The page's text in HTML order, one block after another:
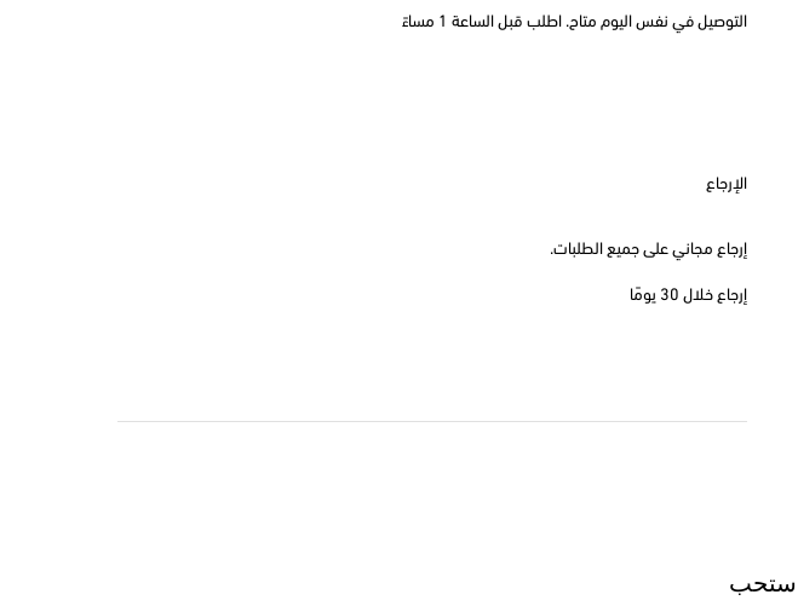
التوصيل في نفس اليوم متاح. اطلب قبل الساعة 1 مساءً
الإرجاع
إرجاع مجاني على جميع الطلبات.
إرجاع خلال 30 يومًا
ستحب